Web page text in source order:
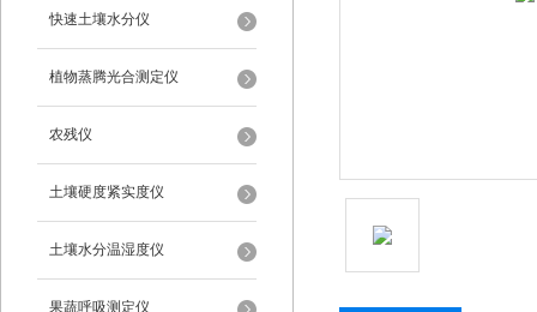
快速土壤水分仪
植物蒸腾光合测定仪
农残仪
土壤硬度紧实度仪
土壤水分温湿度仪
果蔬呼吸测定仪